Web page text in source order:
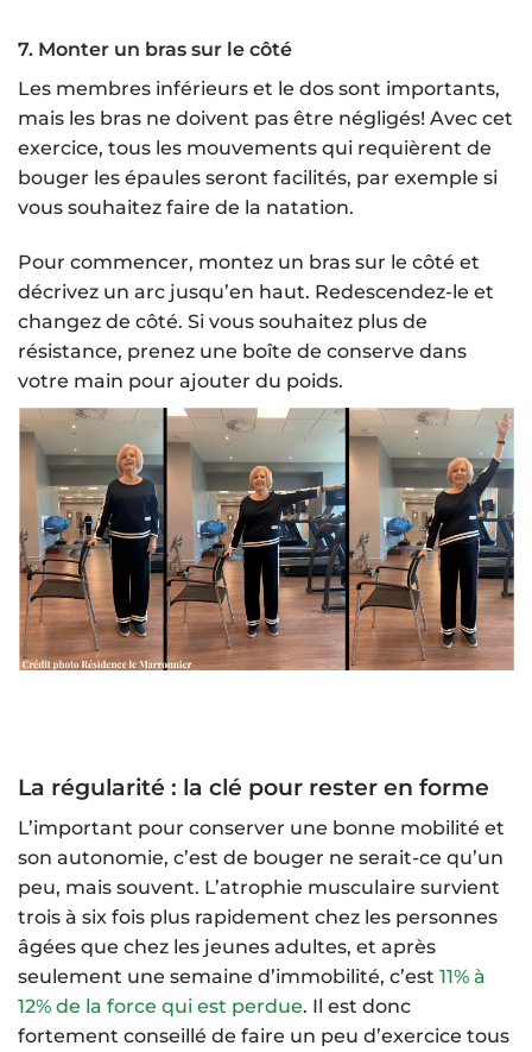
7. Monter un bras sur le côté
Les membres inférieurs et le dos sont importants,
mais les bras ne doivent pas être négligés! Avec cet
exercice, tous les mouvements qui requièrent de
bouger les épaules seront facilités, par exemple si
vous souhaitez faire de la natation.
Pour commencer, montez un bras sur le côté et
décrivez un arc jusqu’en haut. Redescendez-le et
changez de côté. Si vous souhaitez plus de
résistance, prenez une boîte de conserve dans
votre main pour ajouter du poids.
La régularité : la clé pour rester en forme
L’important pour conserver une bonne mobilité et
son autonomie, c’est de bouger ne serait-ce qu’un
peu, mais souvent. L’atrophie musculaire survient
trois à six fois plus rapidement chez les personnes
âgées que chez les jeunes adultes, et après
seulement une semaine d’immobilité, c’est 11% à
12% de la force qui est perdue. Il est donc
fortement conseillé de faire un peu d’exercice tous